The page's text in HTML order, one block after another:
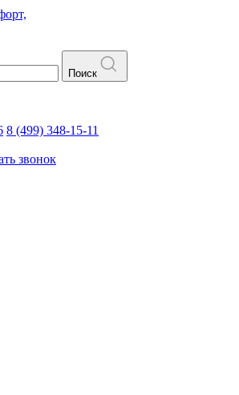
Поиск
8 (499) 348-15-11
звонок